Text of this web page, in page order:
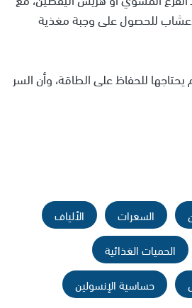
للحصول على وجبة مغذية
للحفاظ على الطاقة، وأن السر
السعرات
الألياف
الحميات الغذائية
حساسية الإنسولين